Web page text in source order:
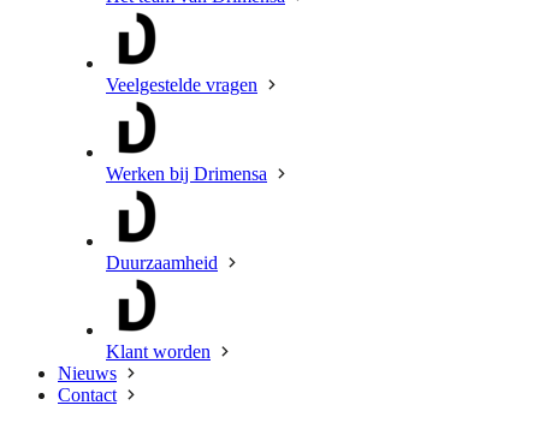
Veelgestelde vragen
Werken bij Drimensa
Duurzaamheid
Klant worden
Nieuws
Contact